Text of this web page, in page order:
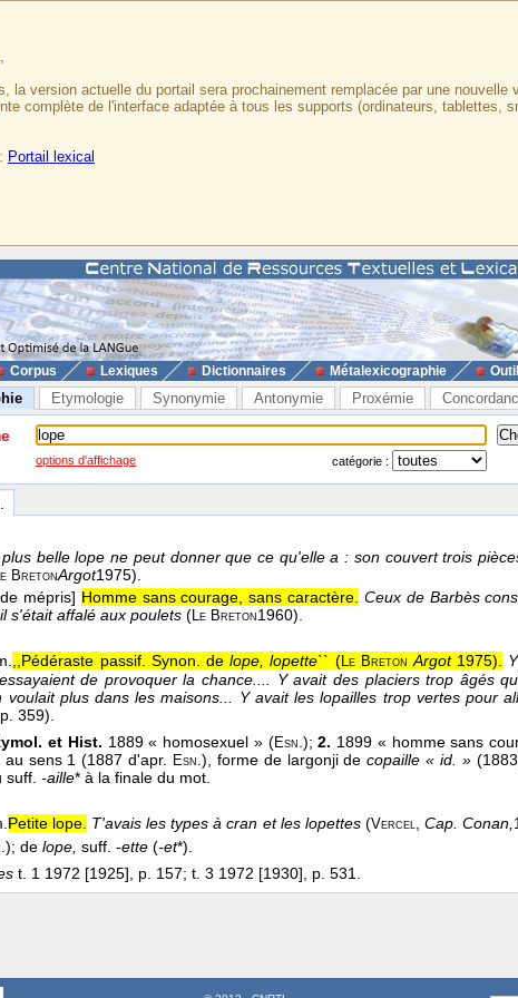
la version actuelle du portail sera prochainement remplacée par une nouvelle
complète de l'interface adaptée à tous les supports (ordinateurs, tablettes,
Portail lexical
Corpus Lexiques Dictionnaires Métalexicographie
Etymologie Synonymie Antonymie Proxémie
options d'affichage catégorie :
belle lope ne peut donner que ce qu'elle a : son couvert trois
BretonArgot1975).
mépris] Homme sans courage, sans caractère. Ceux de Barbès
s'était affalé aux poulets (Le Breton1960).
,,Pédéraste passif. Synon. delope, lopette`` (Le Breton Argot 1975).
de provoquer la chance.... Y avait des placiers trop âgés
voulait plus dans les maisons... Y avait les lopailles trop vertes pour
359).
et Hist. 1889 « homosexuel » (Esn.);2. 1899 « homme sans
au sens 1 (1887 d'apr. Esn.), forme de largonji decopaille « id. »
suff. -aille* à la finale du mot.
Petite lope. T'avais les types à cran et les lopettes (Vercel, Cap. Conan,
); de lope, suff. -ette (-et*).
t. 1 1972 [1925], p. 157; t. 3 1972 [1930], p. 531.